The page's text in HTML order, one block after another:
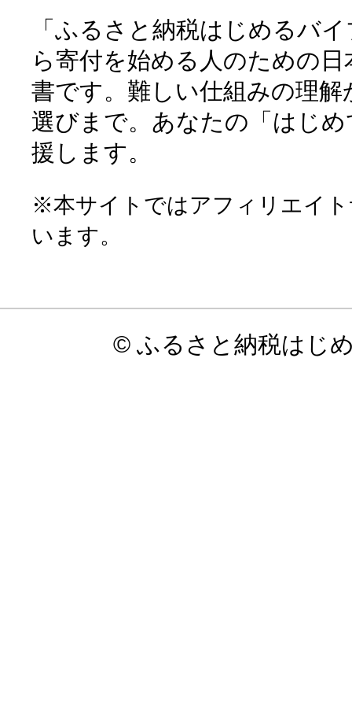
「ふるさと納税はじめるバ
ら寄付を始める人のための
書です。難しい仕組みの理
選びまで。あなたの「はじ
援します。
※本サイトではアフィリエイ
います。
© ふるさと納税はじ